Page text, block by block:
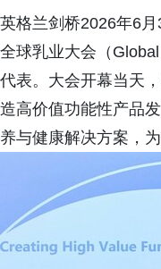
英格兰剑桥2026年6
全球乳业大会（
代表。大会开幕当天
造高价值功能性产品
养与健康解决方案，